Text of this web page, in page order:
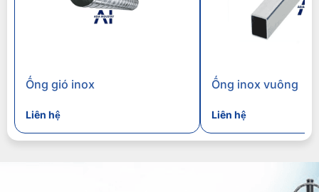
Ống gió inox
Liên hệ
Ống inox vuông
Liên hệ